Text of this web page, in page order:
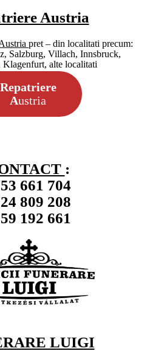
Austria
pret – din localitati precum:
Salzburg, Villach, Innsbruck,
Klagenfurt, alte localitati
Repatriere
Austria
:
661 704
809 208
192 661
LUIGI